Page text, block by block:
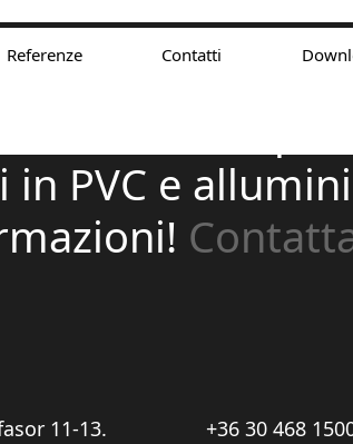
Referenze Contatti
si occupa
PVC e
11-13.
+36 30 468